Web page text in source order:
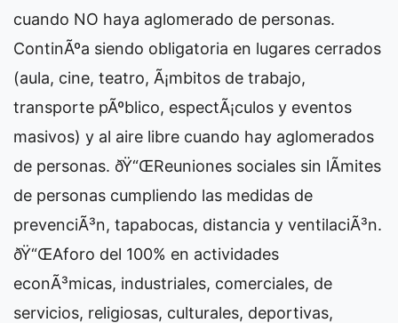
cuando NO haya aglomerado de personas.
ContinÃºa siendo obligatoria en lugares cerrados
(aula, cine, teatro, Ã¡mbitos de trabajo,
transporte pÃºblico, espectÃ¡culos y eventos
masivos) y al aire libre cuando hay aglomerados
de personas. ðŸ“ŒReuniones sociales sin lÃ­mites
de personas cumpliendo las medidas de
prevenciÃ³n, tapabocas, distancia y ventilaciÃ³n.
ðŸ“ŒAforo del 100% en actividades
econÃ³micas, industriales, comerciales, de
servicios, religiosas, culturales, deportivas,